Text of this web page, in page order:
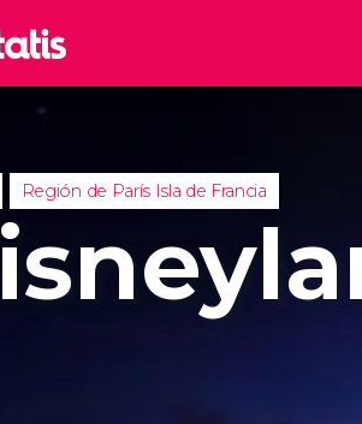
Reino
Región de París Isla de Francia